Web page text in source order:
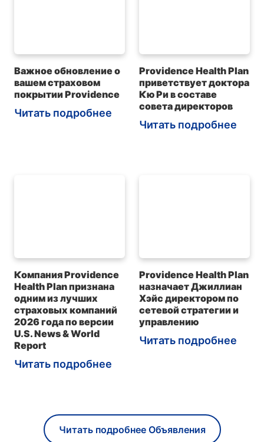
Важное обновление о
вашем страховом
покрытии Providence
Читать подробнее
Providence Health Plan
приветствует доктора
Кю Ри в составе
совета директоров
Читать подробнее
Компания Providence
Health Plan признана
одним из лучших
страховых компаний
2026 года по версии
U.S. News & World
Report
Читать подробнее
Providence Health Plan
назначает Джиллиан
Хэйс директором по
сетевой стратегии и
управлению
Читать подробнее
Читать подробнее Объявления